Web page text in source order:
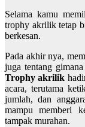
Selama kamu
trophy akrilik tetap
berkesan.
Pada akhir nya,
juga tentang
Trophy akrilik
acara, terutama
jumlah, dan
mampu memberi
tampak murahan.